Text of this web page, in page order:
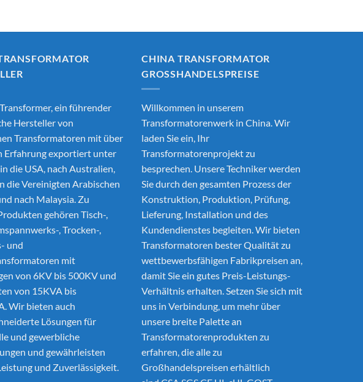
ein führender
Hersteller von
Transformatoren mit über
Erfahrung exportiert unter
die USA, nach Australien,
die Vereinigten Arabischen
nach Malaysia. Zu
gehören Tisch-,
, Trocken-,
und
mit
von 6KV bis 500KV und
von 15KVA bis
Wir bieten auch
Lösungen für
und gewerbliche
und gewährleisten
und Zuverlässigkeit.
CHINA TRANSFORMATOR
GROSSHANDELSPREISE
Willkommen in unserem
Transformatorenwerk in China. Wir
laden Sie ein, Ihr
Transformatorenprojekt zu
besprechen. Unsere Techniker werden
Sie durch den gesamten Prozess der
Konstruktion, Produktion, Prüfung,
Lieferung, Installation und des
Kundendienstes begleiten. Wir bieten
Transformatoren bester Qualität zu
wettbewerbsfähigen Fabrikpreisen an,
damit Sie ein gutes Preis-Leistungs-
Verhältnis erhalten. Setzen Sie sich mit
uns in Verbindung, um mehr über
unsere breite Palette an
Transformatorenprodukten zu
erfahren, die alle zu
Großhandelspreisen erhältlich